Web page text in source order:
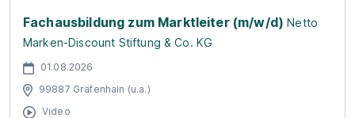
Fachausbildung zum Marktleiter (m/w/d) Netto
Marken-Discount Stiftung & Co. KG
01.08.2026
99887 Gräfenhain (u.a.)
Video